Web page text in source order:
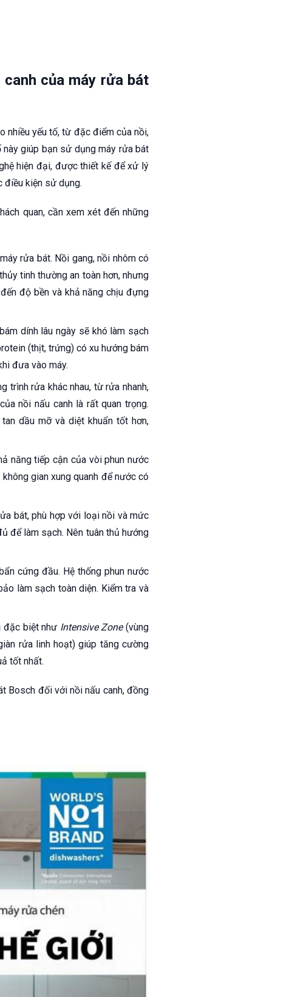
của máy rửa bát
nhiều yếu tố, từ đặc điểm của nồi,
này giúp bạn sử dụng máy rửa bát
hiện đại, được thiết kế để xử lý
điều kiện sử dụng.
quan, cần xem xét đến những
rửa bát. Nồi gang, nồi nhôm có
tinh thường an toàn hơn, nhưng
độ bền và khả năng chịu đựng
dính lâu ngày sẽ khó làm sạch
(thịt, trứng) có xu hướng bám
đưa vào máy.
trình rửa khác nhau, từ rửa nhanh,
nồi nấu canh là rất quan trọng.
dầu mỡ và diệt khuẩn tốt hơn,
năng tiếp cận của vòi phun nước
gian xung quanh để nước có
bát, phù hợp với loại nồi và mức
để làm sạch. Nên tuân thủ hướng
cứng đầu. Hệ thống phun nước
làm sạch toàn diện. Kiểm tra và
đặc biệt như Intensive Zone(vùng
rửa linh hoạt) giúp tăng cường
tốt nhất.
Bosch đối với nồi nấu canh, đồng